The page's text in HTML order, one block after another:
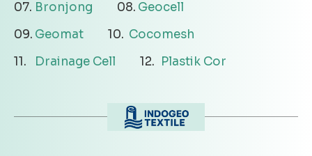
Bronjong
Geocell
Geomat
Cocomesh
Drainage Cell
Plastik Cor